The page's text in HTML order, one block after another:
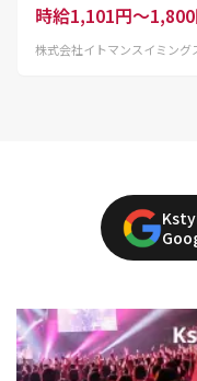
時給1,101円～
株式会社イトマンスイミング